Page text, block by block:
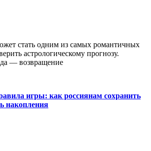
стать одним из самых романтичных
астрологическому прогнозу.
— возвращение
игры: как россиянам сохранить
накопления